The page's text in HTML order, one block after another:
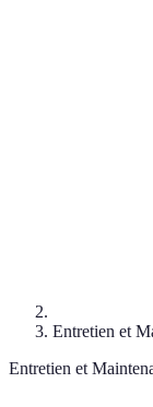
Entretien et
Entretien et